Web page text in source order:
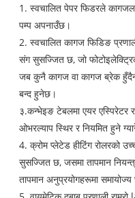
1. स्वचालित पेपर फिडरले
पम्प अपनाउँछ।
2. स्वचालित कागज फिडिङ
संग सुसज्जित छ, जो
जब कुनै कागज वा कागज ब्रेक
बन्द हुनेछ।
३.कन्भेइङ टेबलमा एयर एस्पिरेटर
ओभरल्याप स्थिर र नियमित हुने
4. क्रोम प्लेटेड हीटिंग रोलरको
सुसज्जित छ, जसमा तापमान
तापमान अनुप्रयोगहरूमा